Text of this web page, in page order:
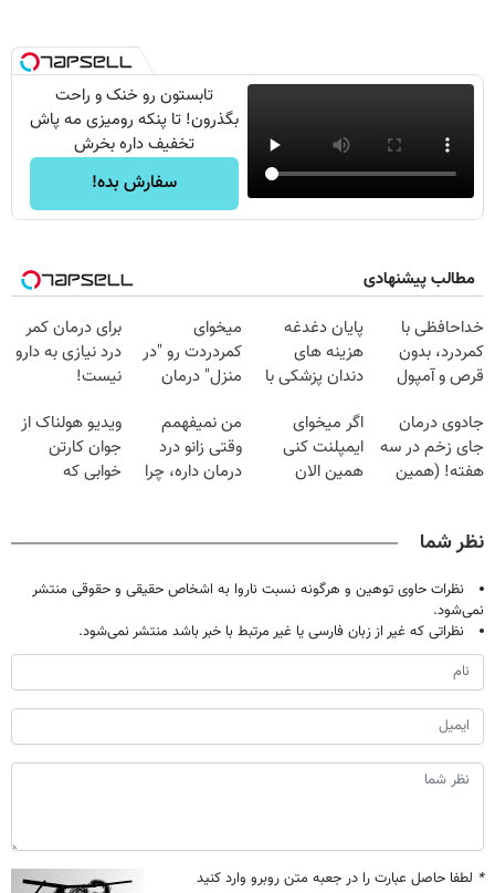
تابستون رو خنک و راحت
بگذرون! تا پنکه رومیزی مه پاش
تخفیف داره بخرش
سفارش بده!
مطالب پیشنهادی
خداحافظی با
کمردرد، بدون
قرص و آمپول
پایان دغدغه
هزینه های
دندان پزشکی با
خانگی
میخوای
کمردردت رو "در
منزل" درمان
◂پرسش‌نامه)
برای درمان کمر
درد نیازی به دارو
نیست!
پر کن)
جادوی درمان
جای زخم در سه
هفته! (همین
اگر میخوای
ایمپلنت کنی
همین الان
تومان!!!
من نمیفهمم
وقتی زانو درد
درمان داره، چرا
ویدیو هولناک از
جوان کارتن
خوابی که
نظر شما
نظرات حاوی توهین و هرگونه نسبت ناروا به اشخاص حقیقی و حقوقی منتشر
نمی‌شود.
نظراتی که غیر از زبان فارسی یا غیر مرتبط با خبر باشد منتشر نمی‌شود.
* لطفا حاصل عبارت را در جعبه متن روبرو وارد کنید